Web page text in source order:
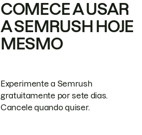
COMECE A USAR
A SEMRUSH HOJE
MESMO
Experimente a Semrush
gratuitamente por sete dias.
Cancele quando quiser.